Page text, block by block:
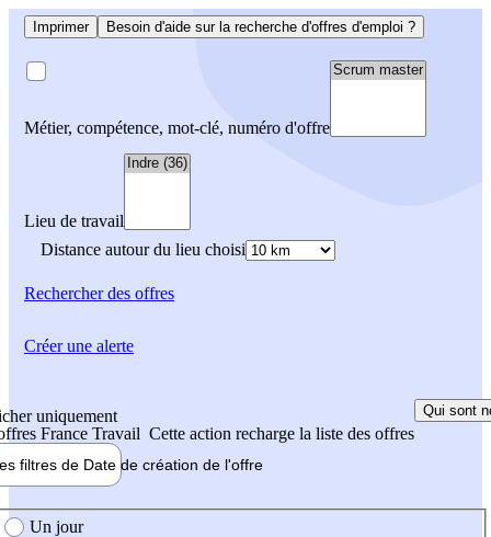
Imprimer Besoin d'aide sur la recherche d'offres d'emploi ?
Métier, compétence, mot-clé, numéro d'offre
Lieu de travail
Distance autour du lieu choisi
Rechercherdes offres
uniquement
France Travail Cette action recharge la liste des offres
Qui sont
filtres de Date de création de l'offre
création de l'offre
Un jour
Créer une alerte